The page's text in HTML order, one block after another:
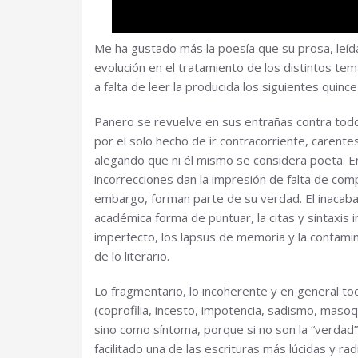
Me ha gustado más la poesía que su prosa,
evolución en el tratamiento de los distintos
a falta de leer la producida los siguientes
Panero se revuelve en sus entrañas contra
por el solo hecho de ir contracorriente,
alegando que ni él mismo se considera poeta.
incorrecciones dan la impresión de falta de
embargo, forman parte de su verdad. El
académica forma de puntuar, la citas y
imperfecto, los lapsus de memoria y la
de lo literario.
Lo fragmentario, lo incoherente y en general
(coprofilia, incesto, impotencia, sadismo,
sino como síntoma, porque si no son la
facilitado una de las escrituras más lúcidas y